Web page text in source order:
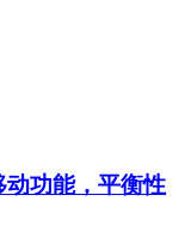
功能，平衡性